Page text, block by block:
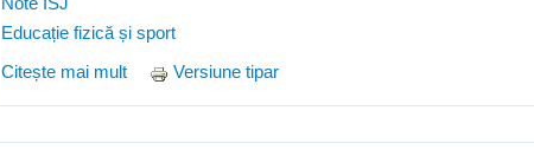
Educație fizică și sport
Citește mai mult despre Olimpiada Națională a Sportului Școlar -
Versiune tipar